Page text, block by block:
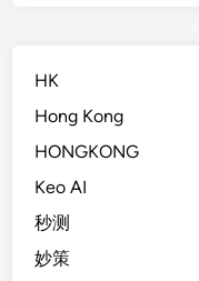
HK
Hong Kong
HONGKONG
Keo AI
秒测
妙策